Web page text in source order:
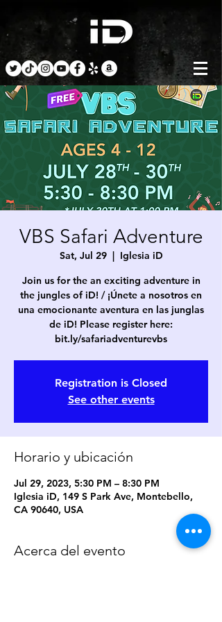
VBS Safari Adventure
Sat, Jul 29
  |
Iglesia iD
Join us for the an exciting adventure in
the jungles of iD! / ¡Únete a nosotros en
una emocionante aventura en las junglas
de iD! Please register here:
bit.ly/safariadventurevbs
Registration is Closed
See other events
Horario y ubicación
Jul 29, 2023, 5:30 PM – 8:30 PM
Iglesia iD, 149 S Park Ave, Montebello,
CA 90640, USA
Acerca del evento